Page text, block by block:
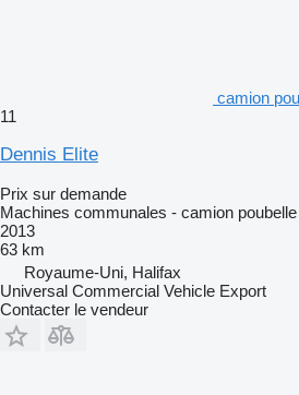
camion
11
Dennis Elite
Prix sur demande
Machines communales - camion poubelle
2013
63 km
Royaume-Uni, Halifax
Universal Commercial Vehicle Export
Contacter le vendeur